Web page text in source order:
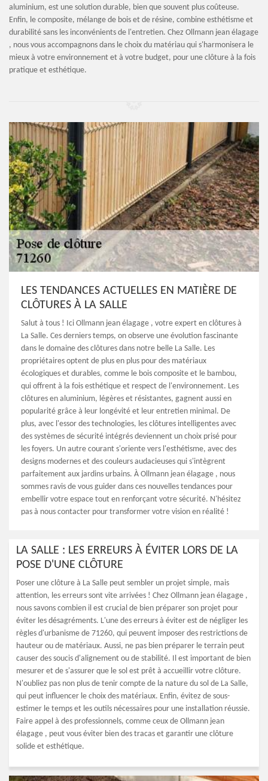
aluminium, est une solution durable, bien que souvent plus coûteuse.
Enfin, le composite, mélange de bois et de résine, combine esthétisme et
durabilité sans les inconvénients de l'entretien. Chez Ollmann jean élagage
, nous vous accompagnons dans le choix du matériau qui s'harmonisera le
mieux à votre environnement et à votre budget, pour une clôture à la fois
pratique et esthétique.
LES TENDANCES ACTUELLES EN MATIÈRE DE
CLÔTURES À LA SALLE
Salut à tous ! Ici Ollmann jean élagage , votre expert en clôtures à
La Salle. Ces derniers temps, on observe une évolution fascinante
dans le domaine des clôtures dans notre belle La Salle. Les
propriétaires optent de plus en plus pour des matériaux
écologiques et durables, comme le bois composite et le bambou,
qui offrent à la fois esthétique et respect de l'environnement. Les
clôtures en aluminium, légères et résistantes, gagnent aussi en
popularité grâce à leur longévité et leur entretien minimal. De
plus, avec l'essor des technologies, les clôtures intelligentes avec
des systèmes de sécurité intégrés deviennent un choix prisé pour
les foyers. Un autre courant s'oriente vers l'esthétisme, avec des
designs modernes et des couleurs audacieuses qui s'intègrent
parfaitement aux jardins urbains. À Ollmann jean élagage , nous
sommes ravis de vous guider dans ces nouvelles tendances pour
embellir votre espace tout en renforçant votre sécurité. N'hésitez
pas à nous contacter pour transformer votre vision en réalité !
LA SALLE : LES ERREURS À ÉVITER LORS DE LA
POSE D'UNE CLÔTURE
Poser une clôture à La Salle peut sembler un projet simple, mais
attention, les erreurs sont vite arrivées ! Chez Ollmann jean élagage ,
nous savons combien il est crucial de bien préparer son projet pour
éviter les désagréments. L'une des erreurs à éviter est de négliger les
règles d'urbanisme de 71260, qui peuvent imposer des restrictions de
hauteur ou de matériaux. Aussi, ne pas bien préparer le terrain peut
causer des soucis d'alignement ou de stabilité. Il est important de bien
mesurer et de s'assurer que le sol est prêt à accueillir votre clôture.
N'oubliez pas non plus de tenir compte de la nature du sol de La Salle,
qui peut influencer le choix des matériaux. Enfin, évitez de sous-
estimer le temps et les outils nécessaires pour une installation réussie.
Faire appel à des professionnels, comme ceux de Ollmann jean
élagage , peut vous éviter bien des tracas et garantir une clôture
solide et esthétique.